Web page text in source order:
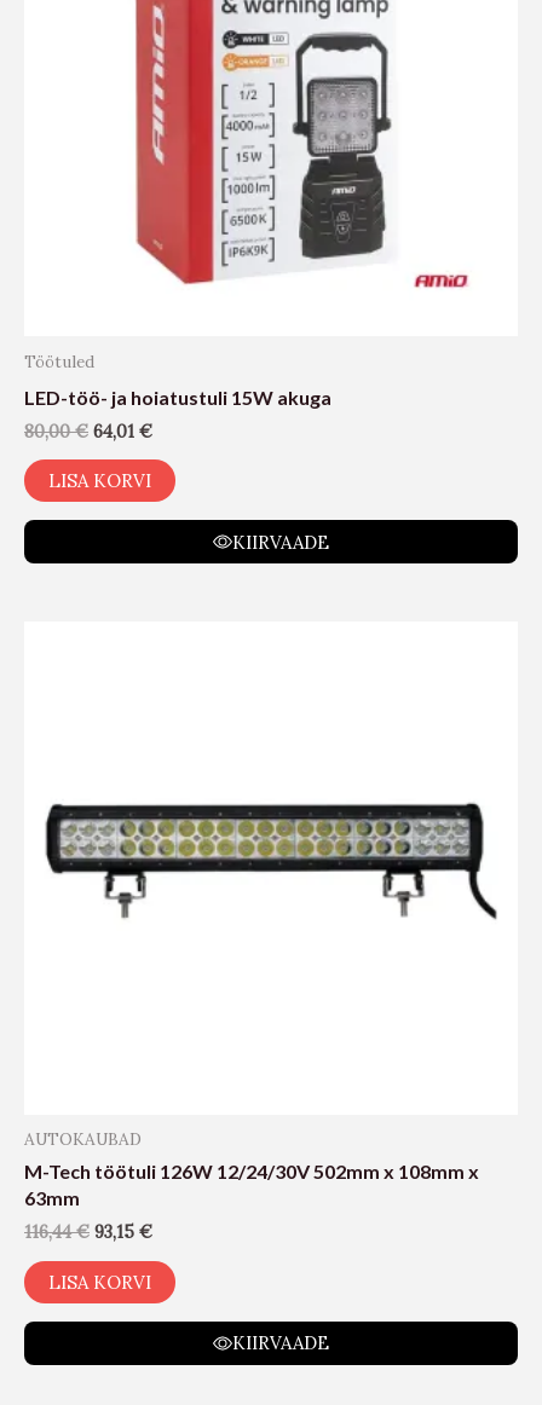
Töötuled
LED-töö- ja hoiatustuli 15W akuga
80,00€ 64,01 €
LISA KORVI
KIIRVAADE
AUTOKAUBAD
M-Tech töötuli 126W 12/24/30V 502mm x 108mm x
63mm
116,44€ 93,15 €
LISA KORVI
KIIRVAADE